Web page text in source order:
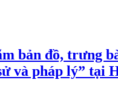
bản đồ, trưng
và pháp lý” tại